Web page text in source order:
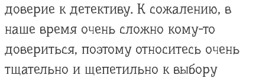
доверие к детективу. К сожалению, в
наше время очень сложно кому-то
довериться, поэтому относитесь очень
тщательно и щепетильно к выбору